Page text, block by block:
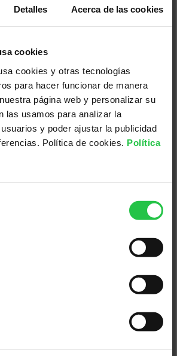
Detalles Acerca de las cookies
cookies
cookies y otras tecnologías
para hacer funcionar de manera
página web y personalizar su
las usamos para analizar la
y poder ajustar la publicidad
Política de cookies. Política
fechas disponibles)
de la piel |